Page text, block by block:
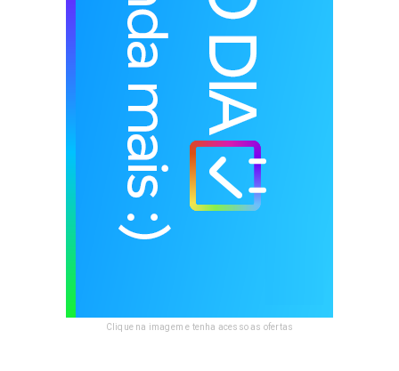
Clique na imagem e tenha acesso as ofertas